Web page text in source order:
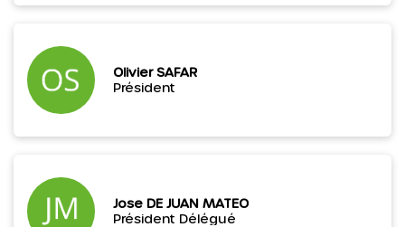
Olivier SAFAR
Président
Jose DE JUAN MATEO
Président Délégué